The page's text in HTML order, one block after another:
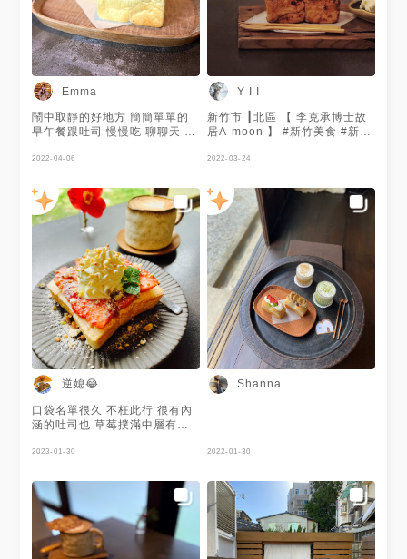
Emma
鬧中取靜的好地方 簡簡單單的
早午餐跟吐司 慢慢吃 聊聊天 很
2022-04-06
Y I I
新竹市 ┃北區 【 李克承博士故
居A-moon 】 #新竹美食 #新竹
2022-03-24
逆媳😂
口袋名單很久 不枉此行 很有內
涵的吐司也 草莓撲滿中層有奶
酪上還有蕎麥碎粒堅果碎粒 整
作有點久就是了 好東西值得等
待😊❤️❤️ #地方媽媽的吐司名單
2023-01-30
Shanna
2022-01-30